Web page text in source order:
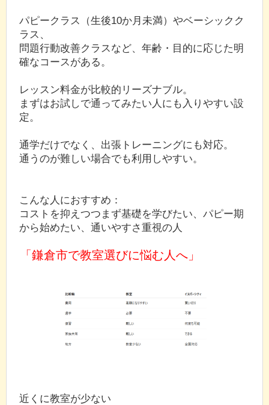
パピークラス（生後10か月未満）やベーシックク
ラス、
問題行動改善クラスなど、年齢・目的に応じた明
確なコースがある。
レッスン料金が比較的リーズナブル。
まずはお試しで通ってみたい人にも入りやすい設
定。
通学だけでなく、出張トレーニングにも対応。
通うのが難しい場合でも利用しやすい。
こんな人におすすめ：
コストを抑えつつまず基礎を学びたい、パピー期
から始めたい、通いやすさ重視の人
「鎌倉市で教室選びに悩む人へ」
近くに教室が少ない